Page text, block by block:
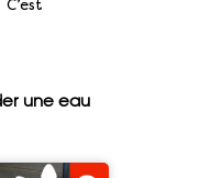
une eau